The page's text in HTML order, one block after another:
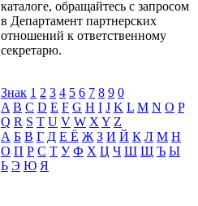
каталоге, обращайтесь с запросом
в Департамент партнерских
отношений к ответственному
секретарю.
Знак 1 2 3 4 5 6 7 8 9 0
A B C D E F G H I J K L M N O P
Q R S T U V W X Y Z
А Б В Г Д Е Ё Ж З И Й К Л М Н
О П Р С Т У Ф Х Ц Ч Ш Щ Ъ Ы
Ь Э Ю Я